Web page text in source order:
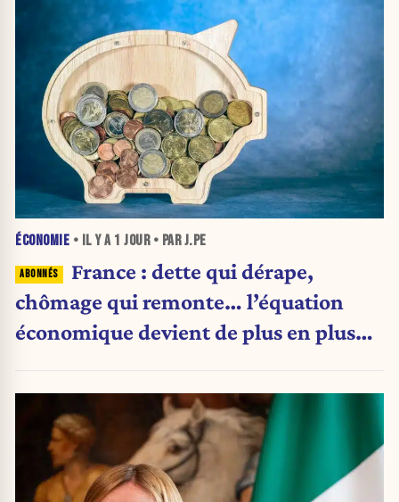
ÉCONOMIE • IL Y A 1 JOUR• PAR J.PE
France : dette qui dérape,
chômage qui remonte… l’équation
économique devient de plus en plus